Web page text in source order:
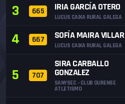
3 665 IRIA GARCÍA OTERO
LUCUS CAIXA RURAL GALEGA
4 667 SOFÍA MAIRA VILLAR
LUCUS CAIXA RURAL GALEGA
5 707
SIRA CARBALLO
GONZALEZ
SANYSEC - CLUB OURENSE
ATLETISMO